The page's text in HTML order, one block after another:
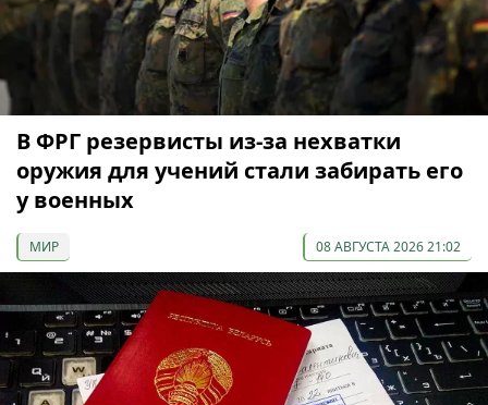
В ФРГ резервисты из-за нехватки
оружия для учений стали забирать его
у военных
МИР 08 АВГУСТА 2026 21:02